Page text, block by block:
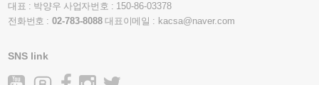
대표 : 박양우 사업자번호 : 150-86-03378
전화번호 : 02-783-8088대표이메일 : kacsa@naver.com
SNS link